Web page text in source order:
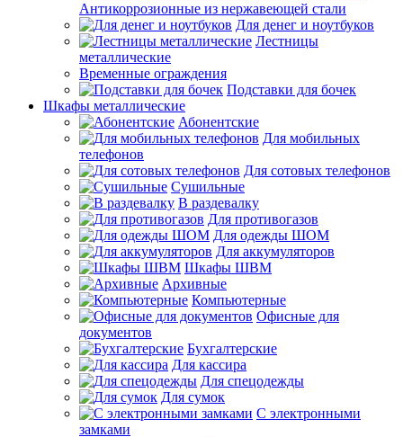
Антикоррозионные из нержавеющей стали
Для денег и ноутбуков
Лестницы
металлические
Временные ограждения
Подставки для бочек
Шкафы металлические
Абонентские
Для мобильных
телефонов
Для сотовых телефонов
Сушильные
В раздевалку
Для противогазов
Для одежды ШОМ
Для аккумуляторов
Шкафы ШВМ
Архивные
Компьютерные
Офисные для
документов
Бухгалтерские
Для кассира
Для спецодежды
Для сумок
С электронными
замками